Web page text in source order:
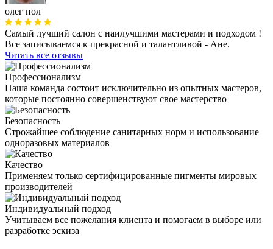
олег пол
Самый лучший салон с наилучшими мастерами и подходом !
Все записываемся к прекрасной и талантливой - Ане.
Читать все отзывы
Профессионализм
Наша команда состоит исключительно из опытных мастеров,
которые постоянно совершенствуют свое мастерство
Безопасность
Строжайшее соблюдение санитарных норм и использование
одноразовых материалов
Качество
Применяем только сертифицированные пигменты мировых
производителей
Индивидуальный подход
Учитываем все пожелания клиента и помогаем в выборе или
разработке эскиза